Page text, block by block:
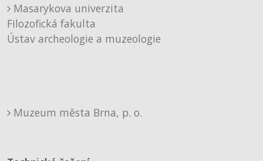
Masarykova univerzita
Filozofická fakulta
Ústav archeologie a muzeologie
Muzeum města Brna, p. o.